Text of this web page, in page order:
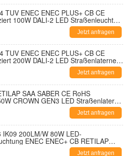
TUV ENEC ENEC PLUS+ CB CE
100W DALI-2 LED Straßenleuchte
7-PIN NEMA Sockel Shorting Cap und
Öffnung und
Design
Jetzt anfragen
TUV ENEC ENEC PLUS+ CB CE
200W DALI-2 LED Straßenlaterne
7-PIN NEMA Sockel Kurzschlusskappe
Werkzeuglose Öffnung und
Design
Jetzt anfragen
SAA SABER CE RoHS
CROWN GEN3 LED Straßenlaterne
Gartenleuchte INMETRO
Jetzt anfragen
IK09 200LM/W 80W LED-
ENEC ENEC+ CB RETILAP
Zhaga-D4i Zertifiziert 10 Jahre
Jetzt anfragen